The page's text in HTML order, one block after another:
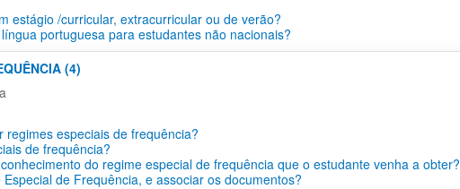
estágio /curricular, extracurricular ou de verão?
portuguesa para estudantes não nacionais?
(4)
especiais de frequência?
de frequência?
do regime especial de frequência que o estudante venha a obter?
de Frequência, e associar os documentos?